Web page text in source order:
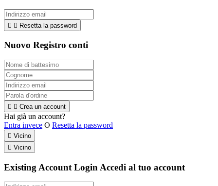
  Resetta la password
Nuovo Registro conti
  Crea un account
Hai già un account?
Entra invece O Resetta la password
 Vicino
 Vicino
Existing Account Login Accedi al tuo account